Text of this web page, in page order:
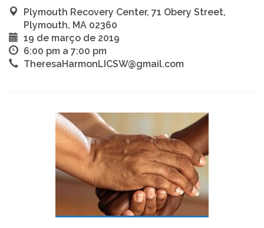
Plymouth Recovery Center, 71 Obery Street,
Plymouth, MA 02360
19 de março de 2019
6:00 pm a 7:00 pm
TheresaHarmonLICSW@gmail.com